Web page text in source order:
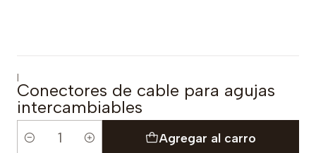
|
Conectores de cable para agujas
intercambiables
Cantidad
Agregar al carro